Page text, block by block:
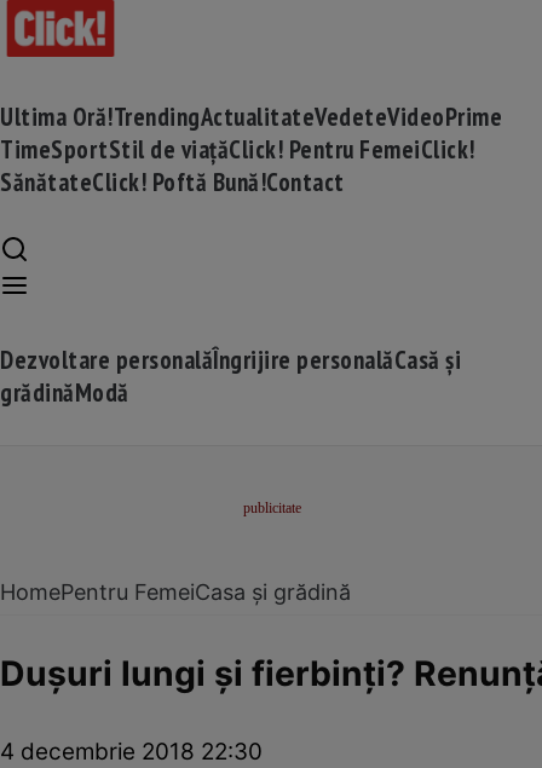
Ultima Oră!TrendingActualitateVedeteVideoPrime
TimeSportStil de viațăClick! Pentru FemeiClick!
SănătateClick! Poftă Bună!Contact
Dezvoltare personalăÎngrijire personalăCasă și
grădinăModă
HomePentru FemeiCasa și grădină
Duşuri lungi şi fierbinţi?
4 decembrie 2018 22:30